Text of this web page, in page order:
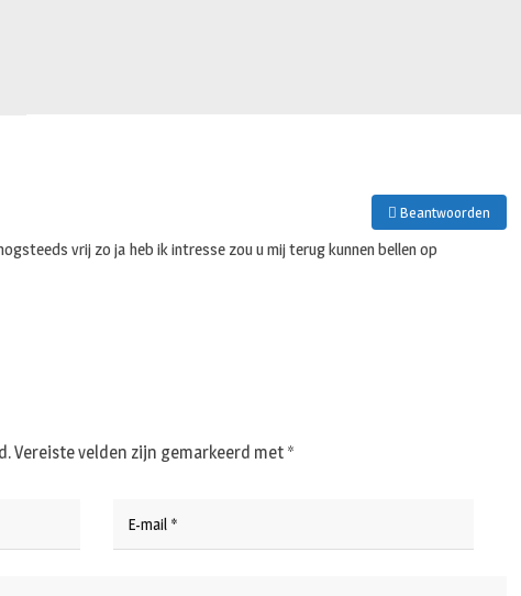
Beantwoorden
vrij zo ja heb ik intresse zou u mij terug kunnen bellen op
Vereiste velden zijn gemarkeerd met *